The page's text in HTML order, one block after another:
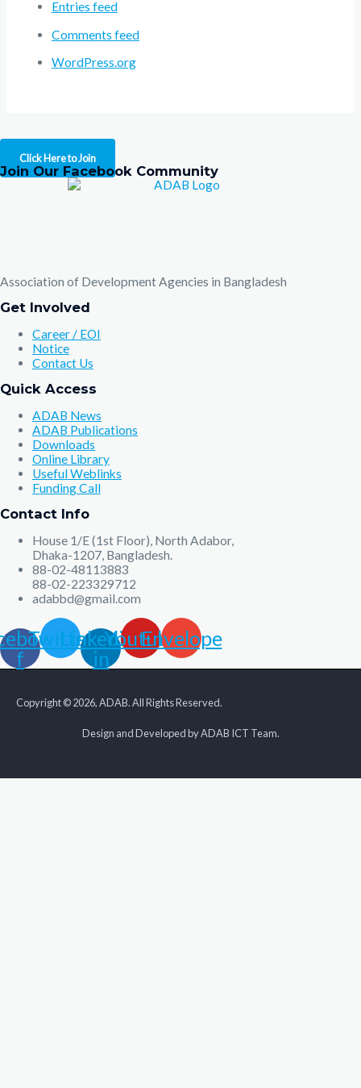
Entries feed
Comments feed
WordPress.org
Click Here to Join
Join Our Facebook Community
Association of Development Agencies in Bangladesh
Get Involved
Career / EOI
Notice
Contact Us
Quick Access
ADAB News
ADAB Publications
Downloads
Online Library
Useful Weblinks
Funding Call
Contact Info
House 1/E (1st Floor), North Adabor,
Dhaka-1207, Bangladesh.
88-02-48113883
88-02-223329712
adabbd@gmail.com
f
TwitterLinkedin-
in
YoutubeEnvelope
Copyright © 2026, ADAB. All Rights Reserved.
Design and Developed by ADAB ICT Team.